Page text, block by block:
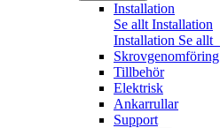
Installation
Se allt Installation
Installation Se allt
Skrovgenomföring
Tillbehör
Elektrisk
Ankarrullar
Support